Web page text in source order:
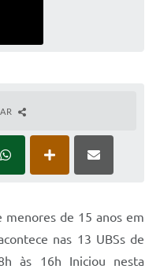
menores de 15 anos em
nas 13 UBSs de
às 16h Iniciou nesta